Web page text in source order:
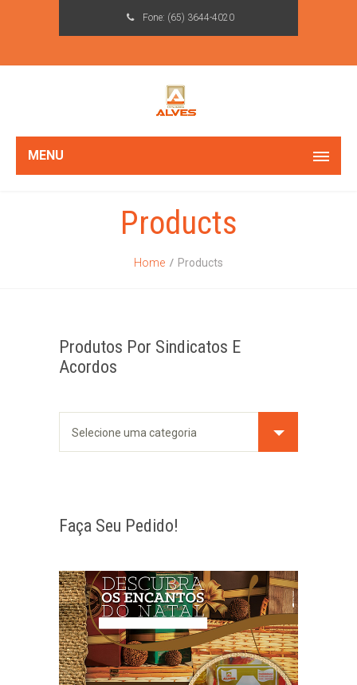
Fone: (65) 3644-4020
MENU
Products
Home Products
Produtos Por Sindicatos E
Acordos
Faça Seu Pedido!